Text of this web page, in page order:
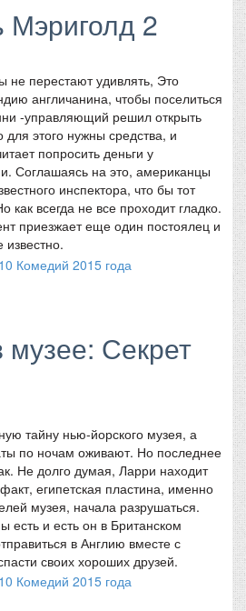
Мэриголд 2
не перестают удивлять, Это
англичанина, чтобы поселиться
-управляющий решил открыть
этого нужны средства, и
попросить деньги у
Соглашаясь на это, американцы
инспектора, что бы тот
как всегда не все проходит гладко.
приезжает еще один постоялец и
известно.
музее: Секрет
тайну нью-йорского музея, а
по ночам оживают. Но последнее
Не долго думая, Ларри находит
египетская пластина, именно
музея, начала разрушаться.
есть и есть он в Британском
в Англию вместе с
своих хороших друзей.